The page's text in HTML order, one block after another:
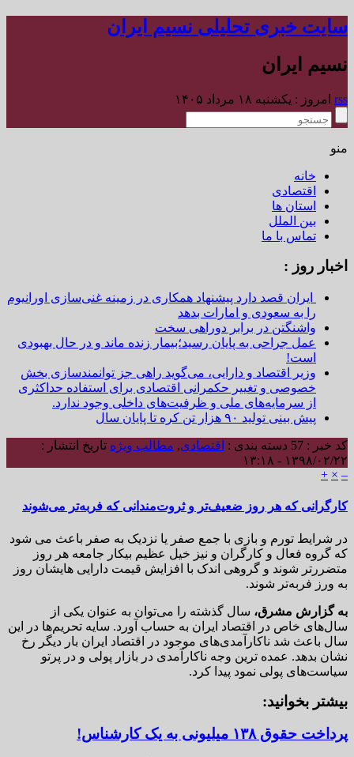
سایت خبری تحلیلی نسیم ایران
نسیم ایران
rss امروز : یکشنبه ۱۸ مرداد ۱۴۰۵
منو
خانه
اقتصادی
استان ها
بین الملل
تماس با ما
اخبار روز :
ایران قصد دارد پیشنهاد همکاری در زمینه غنی‌سازی اورانیوم
را به سعودی و امارات بدهد
واشنگتن در برابر دوراهی سخت
عمل جراحی به پایان رسید؛بیمار زنده ماند و در حال بهبودی
است!
وزیر اقتصاد و دارایی، می‌گوید راهی جز توانمندسازی بخش
خصوصی و تغییر حکمرانی اقتصادی برای استفاده حداکثری
از سرمایه‌های ملی و ظرفیت‌های داخلی وجود ندارد.
پیش بینی تولید ۹۰ هزار تن کره تا پایان سال
کد خبر : 57 دسته بندی : اقتصادی, مطالب ویژه تاریخ انتشار :
۱۳۹۸/۰۲/۲۲ - ۱۳:۱۸
–
×
+
کارگرانی که هر روز ضعیف‌تر و ثروت‌مندانی که فربه‌تر می‌شوند
در شرایط تورم و بازی با جمع صفر یا نزدیک به صفر باعث می شود
که گروه فعال و کارگران و نیز خیل عظیم بیکار جامعه هر روز
متضررتر شوند و گروهی اندک با افزایش قیمت دارایی هایشان روز
به ورز فربه‌تر شوند.
به گزارش مشرق، سال گذشته را می‌توان به عنوان یکی از
سال‌های خاص در اقتصاد ایران به حساب آورد. سایه تحریم‌ها در این
سال باعث شد ناکارآمدی‌های موجود در اقتصاد ایران بار دیگر رخ
نشان بدهد. عمده ترین وجه ناکارآمدی در بازار پولی و در پرتو
سیاست‌های پولی نمود پیدا کرد.
بیشتر بخوانید:
پرداخت حقوق ۱۳۸ میلیونی به یک کارشناس!